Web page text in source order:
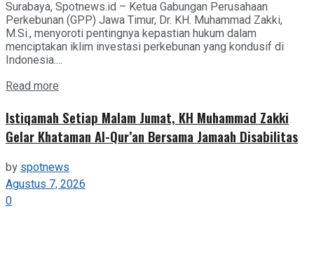
Surabaya, Spotnews.id – Ketua Gabungan Perusahaan
Perkebunan (GPP) Jawa Timur, Dr. KH. Muhammad Zakki,
M.Si., menyoroti pentingnya kepastian hukum dalam
menciptakan iklim investasi perkebunan yang kondusif di
Indonesia....
Read more
Istiqamah Setiap Malam Jumat, KH Muhammad Zakki
Gelar Khataman Al-Qur’an Bersama Jamaah Disabilitas
by spotnews
Agustus 7, 2026
0